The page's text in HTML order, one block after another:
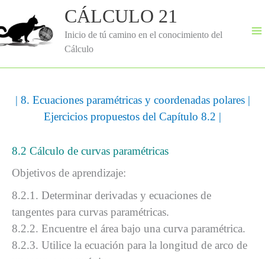
contenido
CÁLCULO 21
Inicio de tú camino en el conocimiento del
Cálculo
| 8. Ecuaciones paramétricas y coordenadas polares|
Ejercicios propuestos del Capítulo 8.2 |
8.2 Cálculo de curvas paramétricas
Objetivos de aprendizaje:
8.2.1. Determinar derivadas y ecuaciones de
tangentes para curvas paramétricas.
8.2.2. Encuentre el área bajo una curva paramétrica.
8.2.3. Utilice la ecuación para la longitud de arco de